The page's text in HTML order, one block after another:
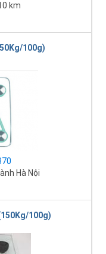
km
100g)
Hà Nội
100g)